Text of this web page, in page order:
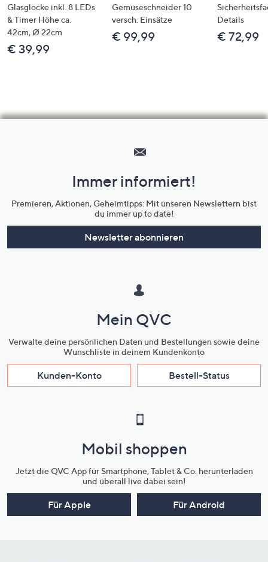
Glasglocke inkl. 8 LEDs
& Timer Höhe ca.
42cm, Ø 22cm
€ 39,99
Gemüseschneider 10
versch. Einsätze
€ 99,99
Details
€ 72,99
Unternehmensinformationen
Immer informiert!
Premieren, Aktionen, Geheimtipps: Mit unseren Newslettern bist
du immer up to date!
Newsletter abonnieren
Mein QVC
Verwalte deine persönlichen Daten und Bestellungen sowie deine
Wunschliste in deinem Kundenkonto
Kunden-Konto Bestell-Status
Mobil shoppen
Jetzt die QVC App für Smartphone, Tablet & Co. herunterladen
und überall live dabei sein!
Für Apple Für Android